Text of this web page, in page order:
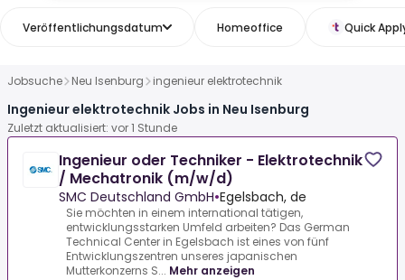
Veröffentlichungsdatum Homeoffice Quick
Jobsuche Neu Isenburg ingenieur elektrotechnik
Ingenieur elektrotechnik Jobs in Neu Isenburg
Zuletzt aktualisiert: vor 1 Stunde
Ingenieur oder Techniker - Elektrotechnik
/ Mechatronik (m/w/d)
SMC Deutschland GmbH•Egelsbach, de
Sie möchten in einem international tätigen,
entwicklungsstarken Umfeld arbeiten? Das German
Technical Center in Egelsbach ist eines von fünf
Entwicklungszentren unseres japanischen
Mutterkonzerns S... Mehr anzeigen